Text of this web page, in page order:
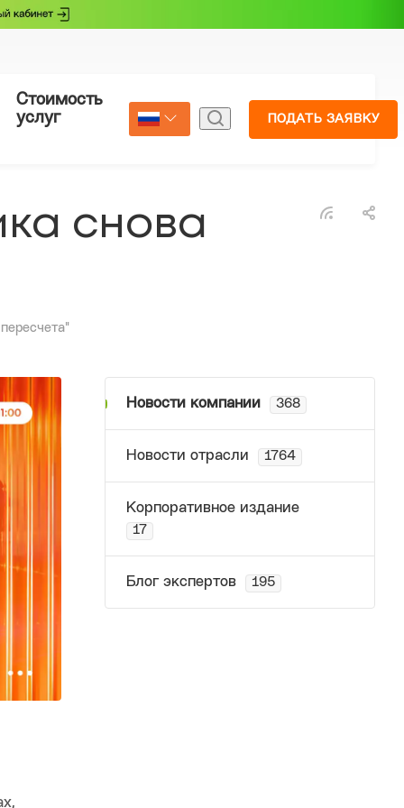
Стоимость
услуг
Страхование
Select Language
ПОДАТЬ ЗАЯВКУ
снова
Новости компании 368
Новости отрасли 1764
Корпоративное издание
17
Блог экспертов 195